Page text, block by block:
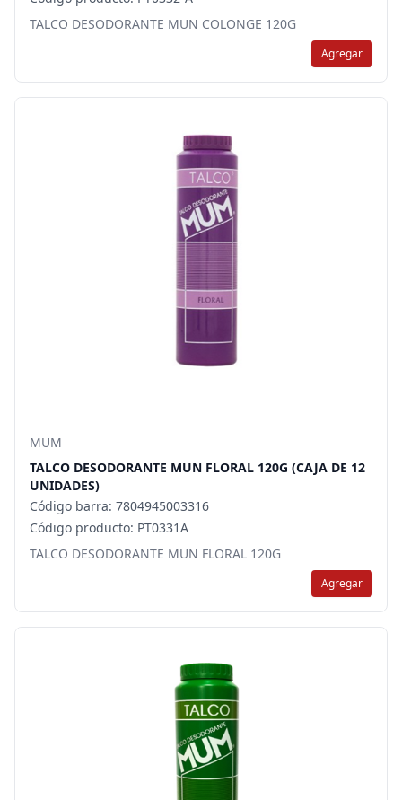
TALCO DESODORANTE MUN COLONGE 120G
Agregar
MUM
TALCO DESODORANTE MUN FLORAL 120G (CAJA DE 12
UNIDADES)
Código barra: 7804945003316
Código producto: PT0331A
TALCO DESODORANTE MUN FLORAL 120G
Agregar